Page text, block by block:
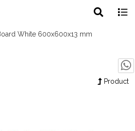
White 600x600x13 mm
Product